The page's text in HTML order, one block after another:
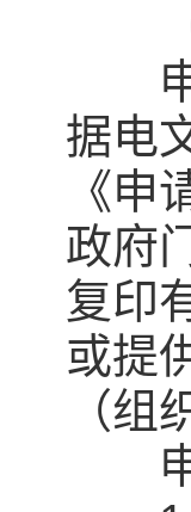
（
申
据电
《
政府
复印
或提
（
申